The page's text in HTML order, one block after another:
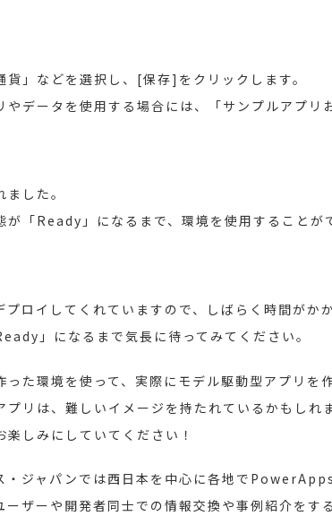
貨」などを選択し、[保存]をクリックします。
やデータを使用する場合には、「サンプルアプ
した。
が「Ready」になるまで、環境を使用することが
プロイしてくれていますので、しばらく時間がか
」になるまで気長に待ってみてください。
った環境を使って、実際にモデル駆動型アプリを
プリは、難しいイメージを持たれているかもし
楽しみにしていてください！
・ジャパンでは西日本を中心に各地で
ザーや開発者同士での情報交換や事例紹介をす